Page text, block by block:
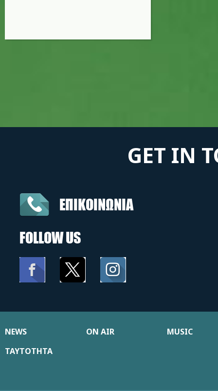
GET IN
ΕΠΙΚΟΙΝΩΝΙΑ
FOLLOW US
NEWS ON AIR
MUSIC
ΤΑΥΤΟΤΗΤΑ